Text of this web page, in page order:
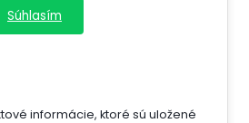
Súhlasím
informácie, ktoré sú uložené